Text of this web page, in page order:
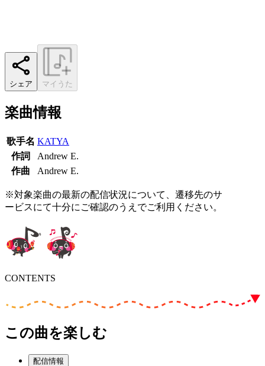
シェア マイうた
楽曲情報
歌手名 KATYA
作詞
Andrew E.
作曲
Andrew E.
※対象楽曲の最新の配信状況について、遷移先のサ
ービスにて十分にご確認のうえでご利用ください。
CONTENTS
この曲を楽しむ
配信情報